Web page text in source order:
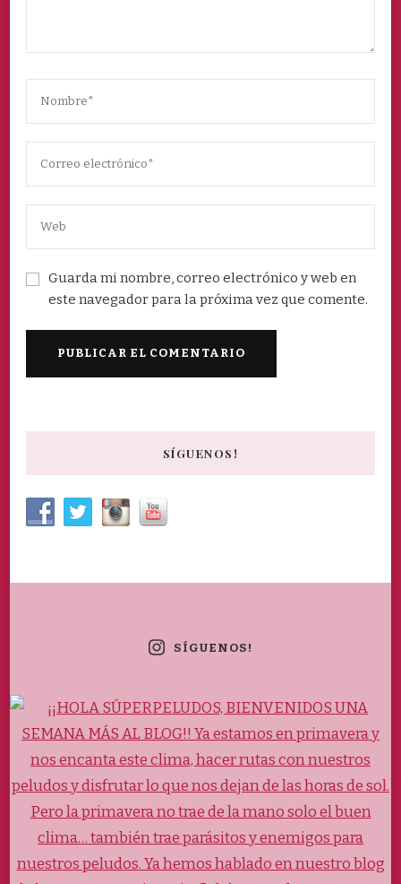
Guarda mi nombre, correo electrónico y web en
este navegador para la próxima vez que comente.
SÍGUENOS!
SÍGUENOS!